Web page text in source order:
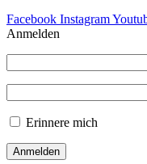
Facebook Instagram
Anmelden
Erinnere mich
Anmelden